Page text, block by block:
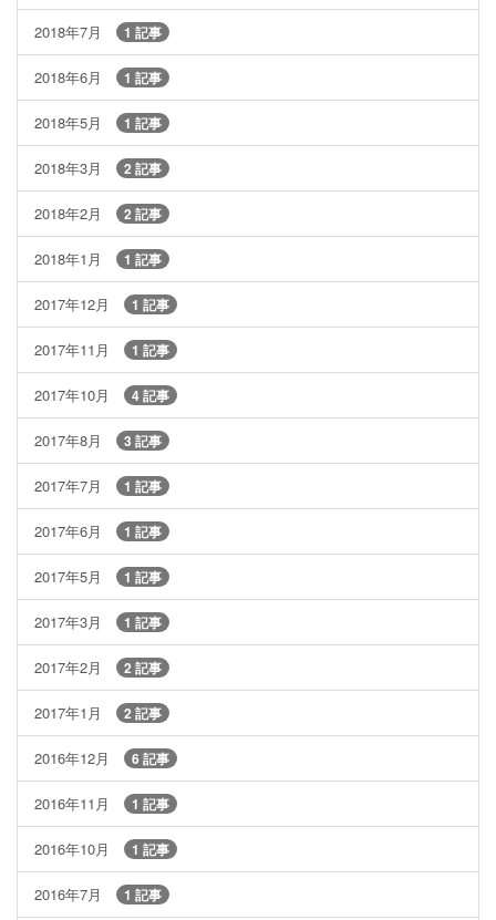
2018年7月 1 記事
2018年6月 1 記事
2018年5月 1 記事
2018年3月 2 記事
2018年2月 2 記事
2018年1月 1 記事
2017年12月 1 記事
2017年11月 1 記事
2017年10月 4 記事
2017年8月 3 記事
2017年7月 1 記事
2017年6月 1 記事
2017年5月 1 記事
2017年3月 1 記事
2017年2月 2 記事
2017年1月 2 記事
2016年12月 6 記事
2016年11月 1 記事
2016年10月 1 記事
2016年7月 1 記事